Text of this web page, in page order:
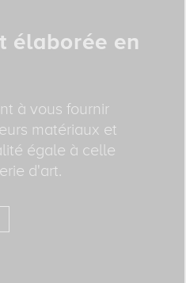
élaborée en
à vous fournir
matériaux et
égale à celle
d'art.